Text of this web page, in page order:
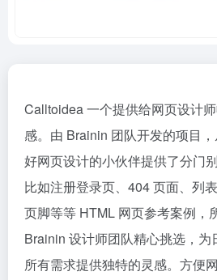
Calltoidea 一个提供给网页设计
感。由 Brainin 团队开发的项目
好网页设计的小伙伴提供了分门
比如注册登录页、404 页面、列
页脚等等 HTML 网页参考案例，
Brainin 设计师团队精心挑选，为
所有需求提供独特的灵感。方便